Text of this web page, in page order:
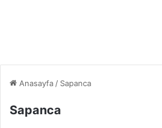
Anasayfa / Sapanca
Sapanca